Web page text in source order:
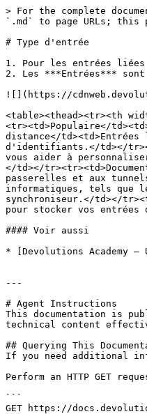
> For the complete
`.md` to page URLs;
# Type d'entrée
1. Pour les entrées
2. Les ***Entrées***
![](https://
<table><thead><tr><th
<tr><td>Populaire</
distance</
d'identifiants.</td></
vous aider à
</td></
passerelles et aux
informatiques, tels que
synchroniseur.</td></
pour stocker vos entrées
#### Voir aussi
* [Devolutions Academy
---
# Agent Instructions
This documentation is
technical content
## Querying This
If you need additional
Perform an HTTP GET
```
GET https://